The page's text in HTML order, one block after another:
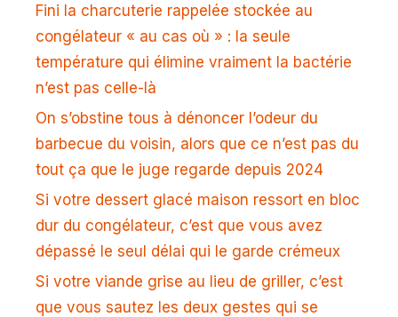
Fini la charcuterie rappelée stockée au
congélateur « au cas où » : la seule
température qui élimine vraiment la bactérie
n’est pas celle-là
On s’obstine tous à dénoncer l’odeur du
barbecue du voisin, alors que ce n’est pas du
tout ça que le juge regarde depuis 2024
Si votre dessert glacé maison ressort en bloc
dur du congélateur, c’est que vous avez
dépassé le seul délai qui le garde crémeux
Si votre viande grise au lieu de griller, c’est
que vous sautez les deux gestes qui se